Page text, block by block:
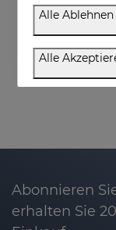
57.95 €
Abonnieren
erhalten Sie
Alle Ablehnen
Alle